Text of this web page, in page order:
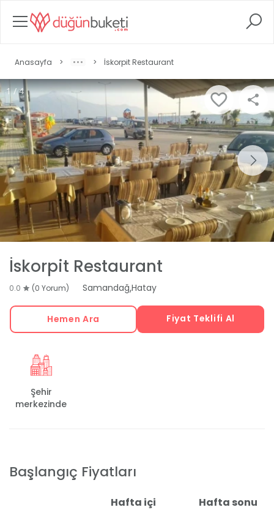
Anasayfa > > İskorpit Restaurant
1 / 4
İskorpit Restaurant
0.0 (0 Yorum) Samandağ,Hatay
Hemen Ara Fiyat Teklifi Al
Şehir
merkezinde
Başlangıç Fiyatları
Hafta içi Hafta sonu